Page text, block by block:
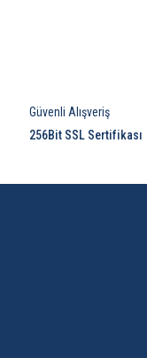
Güvenli Alışveriş
256Bit SSL Sertifikası